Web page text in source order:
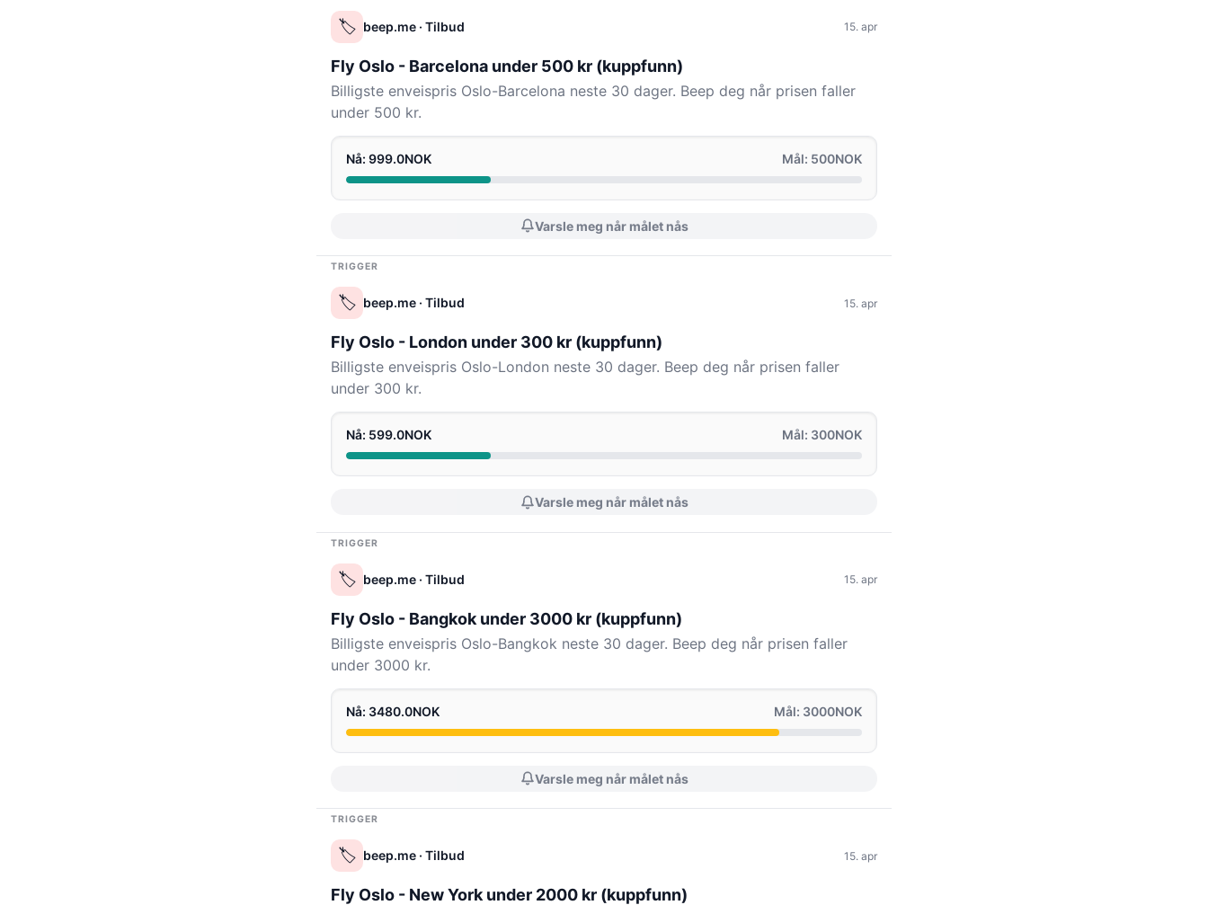
🏷️ beep.me · Tilbud 15. apr
Fly Oslo - Barcelona under 500 kr (kuppfunn)
Billigste enveispris Oslo-Barcelona neste 30 dager. Beep deg når prisen faller
under 500 kr.
Nå: 999.0NOK Mål: 500NOK
Varsle meg når målet nås
TRIGGER
🏷️ beep.me · Tilbud 15. apr
Fly Oslo - London under 300 kr (kuppfunn)
Billigste enveispris Oslo-London neste 30 dager. Beep deg når prisen faller
under 300 kr.
Nå: 599.0NOK Mål: 300NOK
Varsle meg når målet nås
TRIGGER
🏷️ beep.me · Tilbud 15. apr
Fly Oslo - Bangkok under 3000 kr (kuppfunn)
Billigste enveispris Oslo-Bangkok neste 30 dager. Beep deg når prisen faller
under 3000 kr.
Nå: 3480.0NOK Mål: 3000NOK
Varsle meg når målet nås
TRIGGER
🏷️ beep.me · Tilbud 15. apr
Fly Oslo - New York under 2000 kr (kuppfunn)